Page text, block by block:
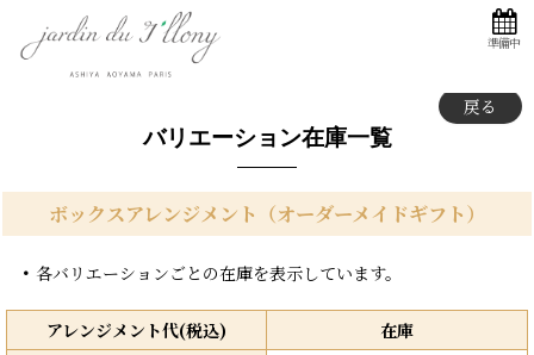
準備中
バリエーション在庫一覧
戻る
ボックスアレンジメント（オーダーメイドギフト）
各バリエーションごとの在庫を表示しています。
アレンジメント代(税込)
在庫